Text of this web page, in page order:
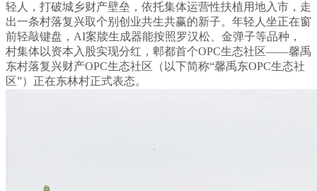
轻人，打破城乡财产壁垒，依托集体运营性扶植用地入市，走
出一条村落复兴取个别创业共生共赢的新子。年轻人坐正在窗
前轻敲键盘，AI案牍生成器能按照罗汉松、金弹子等品种，
村集体以资本入股实现分红，郫都首个OPC生态社区——馨禹
东村落复兴财产OPC生态社区（以下简称“馨禹东OPC生态社
区”）正在东林村正式表态。